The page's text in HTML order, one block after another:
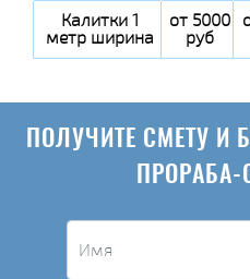
Калитки 1
метр ширина
от 5000
руб
ПОЛУЧИТЕ СМЕТУ